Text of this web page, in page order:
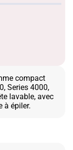
compact
Series 4000,
lavable, avec